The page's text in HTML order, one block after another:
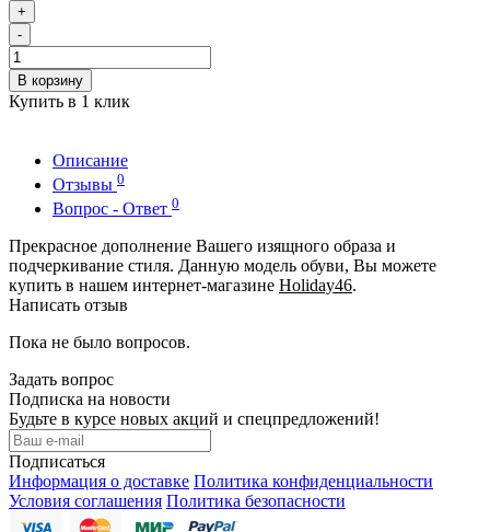
+
-
В корзину
Купить в 1 клик
Описание
Отзывы 0
Вопрос - Ответ 0
Прекрасное дополнение Вашего изящного образа и
подчеркивание стиля. Данную модель обуви, Вы можете
купить в нашем интернет-магазине Holiday46.
Написать отзыв
Пока не было вопросов.
Задать вопрос
Подписка на новости
Будьте в курсе новых акций и спецпредложений!
Подписаться
Информация о доставке Политика конфиденциальности
Условия соглашения Политика безопасности